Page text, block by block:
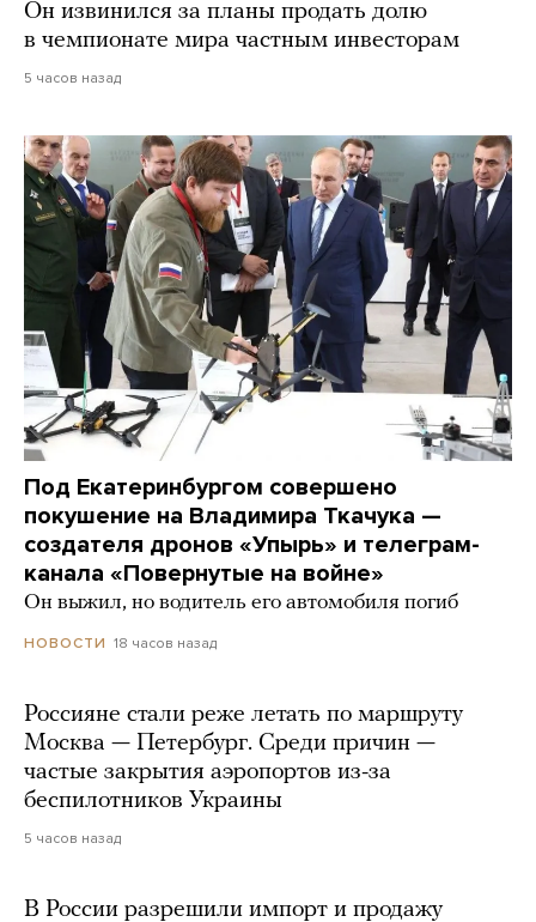
Он извинился за планы продать долю
в чемпионате мира частным инвесторам
5 часов назад
Под Екатеринбургом совершено
покушение на Владимира Ткачука —
создателя дронов «Упырь» и телеграм-
канала «Повернутые на войне»
Он выжил, но водитель его автомобиля погиб
НОВОСТИ 18 часов назад
Россияне стали реже летать по маршруту
Москва — Петербург. Среди причин —
частые закрытия аэропортов из-за
беспилотников Украины
5 часов назад
В России разрешили импорт и продажу